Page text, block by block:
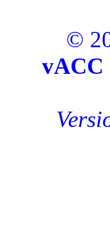
©
vACC